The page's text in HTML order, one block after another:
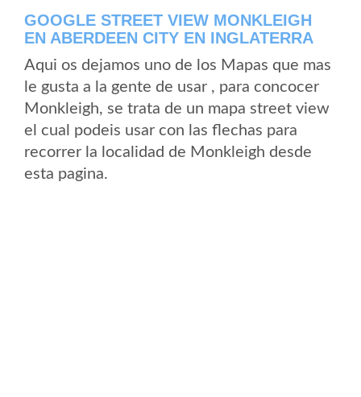
GOOGLE STREET VIEW MONKLEIGH
EN ABERDEEN CITY EN INGLATERRA
Aqui os dejamos uno de los Mapas que mas
le gusta a la gente de usar , para concocer
Monkleigh, se trata de un mapa street view
el cual podeis usar con las flechas para
recorrer la localidad de Monkleigh desde
esta pagina.